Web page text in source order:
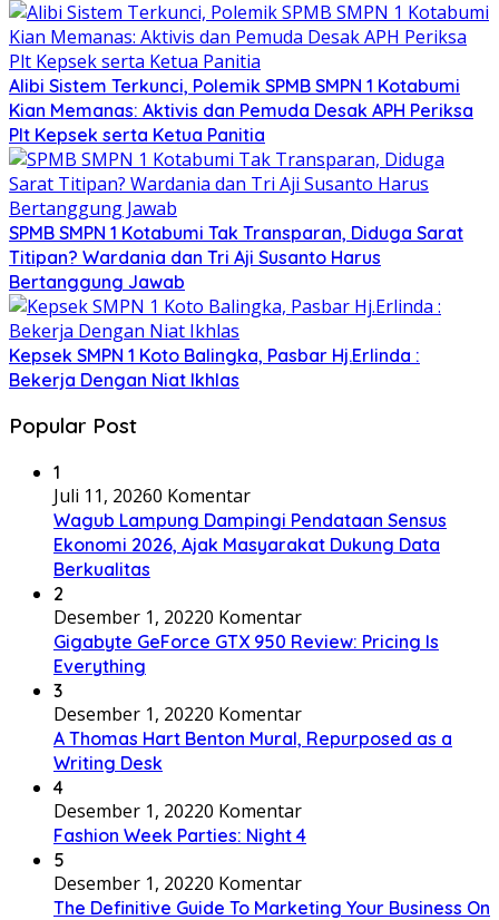
Alibi Sistem Terkunci, Polemik SPMB SMPN 1 Kotabumi
Kian Memanas: Aktivis dan Pemuda Desak APH Periksa
Plt Kepsek serta Ketua Panitia
SPMB SMPN 1 Kotabumi Tak Transparan, Diduga Sarat
Titipan? Wardania dan Tri Aji Susanto Harus
Bertanggung Jawab
Kepsek SMPN 1 Koto Balingka, Pasbar Hj.Erlinda :
Bekerja Dengan Niat Ikhlas
Popular Post
1
Juli 11, 20260 Komentar
Wagub Lampung Dampingi Pendataan Sensus
Ekonomi 2026, Ajak Masyarakat Dukung Data
Berkualitas
2
Desember 1, 20220 Komentar
Gigabyte GeForce GTX 950 Review: Pricing Is
Everything
3
Desember 1, 20220 Komentar
A Thomas Hart Benton Mural, Repurposed as a
Writing Desk
4
Desember 1, 20220 Komentar
Fashion Week Parties: Night 4
5
Desember 1, 20220 Komentar
The Definitive Guide To Marketing Your Business On